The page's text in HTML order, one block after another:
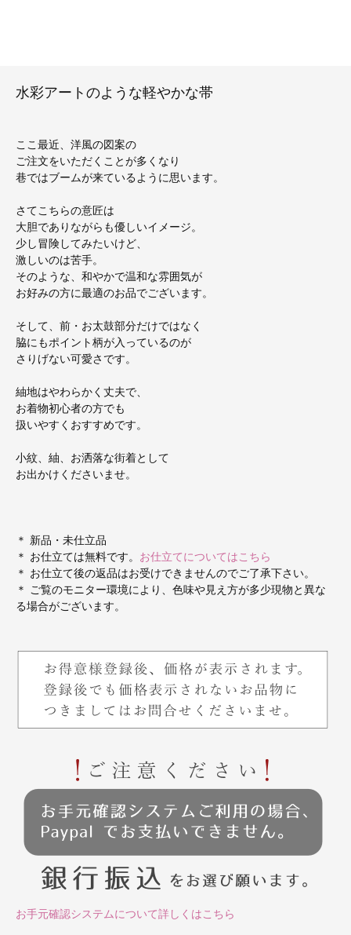
水彩アートのような軽やかな帯
ここ最近、洋風の図案の
ご注文をいただくことが多くなり
巷ではブームが来ているように思います。
さてこちらの意匠は
大胆でありながらも優しいイメージ。
少し冒険してみたいけど、
激しいのは苦手。
そのような、和やかで温和な雰囲気が
お好みの方に最適のお品でございます。
そして、前・お太鼓部分だけではなく
脇にもポイント柄が入っているのが
さりげない可愛さです。
紬地はやわらかく丈夫で、
お着物初心者の方でも
扱いやすくおすすめです。
小紋、紬、お洒落な街着として
お出かけくださいませ。
＊ 新品・未仕立品
＊ お仕立ては無料です。 お仕立てについてはこちら
＊ お仕立て後の返品はお受けできませんのでご了承下さい。
＊ ご覧のモニター環境により、色味や見え方が多少現物と異な
る場合がございます。
お手元確認システムについて詳しくはこちら